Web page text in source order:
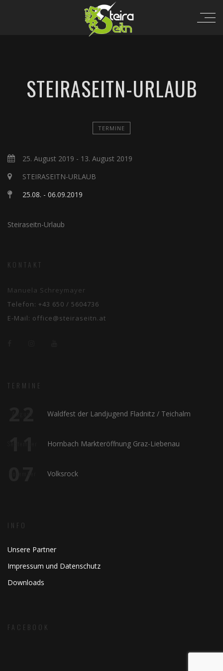
STEIRASEITN-URLAUB
TERMINE
25. August 2019 - 13. August 2019
STEIRASEITN-URLAUB
25.08. - 06.09.2019
Steiraseitn-Urlaub
KONTAKT
Manuela Schreymayer
Telefon: +43 650 / 5604736
E-Mail: office@steiraseitn.at
TERMINE
Waldfest der Landjugend Fladnitz / Teichalm
Hornbach Markteröffnung Graz-Liebenau
Volksrock
INFO
Unsere Partner
Impressum und Datenschutz
Downloads
FACEBOOK